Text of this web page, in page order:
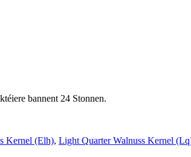
bannent 24 Stonnen.
Kernel (Elh), Light Quarter Walnuss Kernel